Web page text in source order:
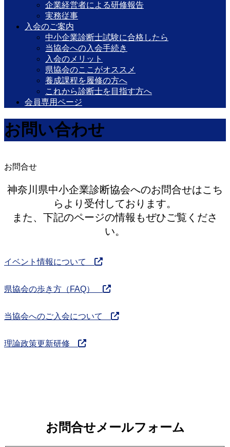
企業経営者による研修報告
実務従事
入会のご案内
中小企業診断士試験に合格したら
当協会への入会手続き
入会のメリット
県協会のここがオススメ
養成課程を履修の方へ
これから診断士を目指す方へ
会員専用ページ
お問い合わせ
お問合せ
神奈川県中小企業診断協会へのお問合せはこち
らより受付しております。
また、下記のページの情報もぜひご覧くださ
い。
イベント情報について
県協会の歩き方（FAQ）
当協会へのご入会について
理論政策更新研修
お問合せメールフォーム